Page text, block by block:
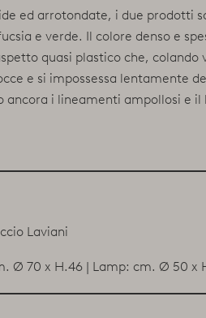
ed arrotondate, i due prodotti
e verde. Il colore denso e
quasi plastico che, colando
e si impossessa lentamente
ancora i lineamenti ampollosi e il
Laviani
Ø 70 x H.46 | Lamp: cm. Ø 50 x